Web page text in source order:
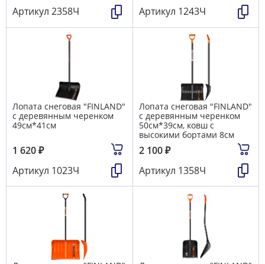
Артикул 2358Ч Артикул 1243Ч
Лопата снеговая "FINLAND"
с деревянным черенком
49см*41см
1 620₽
Артикул 1023Ч
Лопата снеговая "FINLAND"
с деревянным черенком
50см*39см, ковш с
высокими бортами 8см
2 100₽
Артикул 1358Ч